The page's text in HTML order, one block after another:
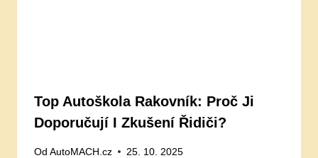
Top Autoškola Rakovník: Proč Ji
Doporučují I Zkušení Řidiči?
Od AutoMACH.cz 25. 10. 2025